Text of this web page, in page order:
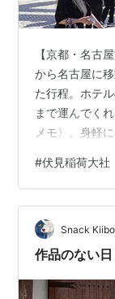
【京都・名古
から名古屋に
た行程。ホテ
まで運んでく
メモ〉。身軽
したが、すで
や修学旅行生
うようになら
万社ある稲荷
門。 楼門の一
#伏見稲荷大社
Snack
作品のない